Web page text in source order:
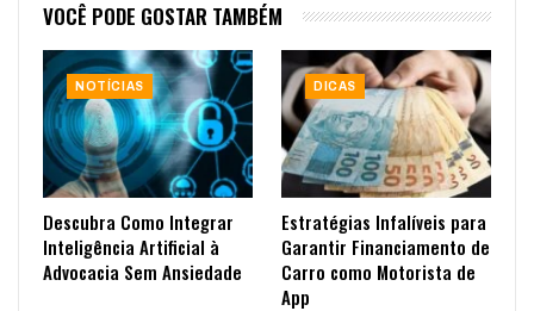
VOCÊ PODE GOSTAR TAMBÉM
NOTÍCIAS
Descubra Como Integrar
Inteligência Artificial à
Advocacia Sem Ansiedade
DICAS
Estratégias Infalíveis para
Garantir Financiamento de
Carro como Motorista de
App